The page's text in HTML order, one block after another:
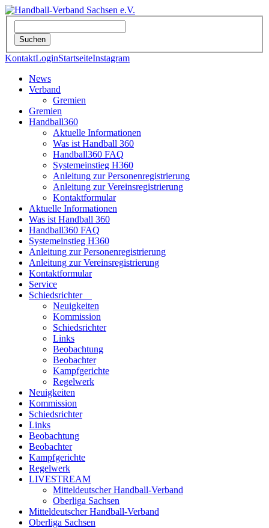
KontaktLoginStartseiteInstagram
News
Verband
Gremien
Gremien
Handball360
Aktuelle Informationen
Was ist Handball 360
Handball360 FAQ
Systemeinstieg H360
Anleitung zur Personenregistrierung
Anleitung zur Vereinsregistrierung
Kontaktformular
Aktuelle Informationen
Was ist Handball 360
Handball360 FAQ
Systemeinstieg H360
Anleitung zur Personenregistrierung
Anleitung zur Vereinsregistrierung
Kontaktformular
Service
Schiedsrichter
Neuigkeiten
Kommission
Schiedsrichter
Links
Beobachtung
Beobachter
Kampfgerichte
Regelwerk
Neuigkeiten
Kommission
Schiedsrichter
Links
Beobachtung
Beobachter
Kampfgerichte
Regelwerk
LIVESTREAM
Mitteldeutscher Handball-Verband
Oberliga Sachsen
Mitteldeutscher Handball-Verband
Oberliga Sachsen